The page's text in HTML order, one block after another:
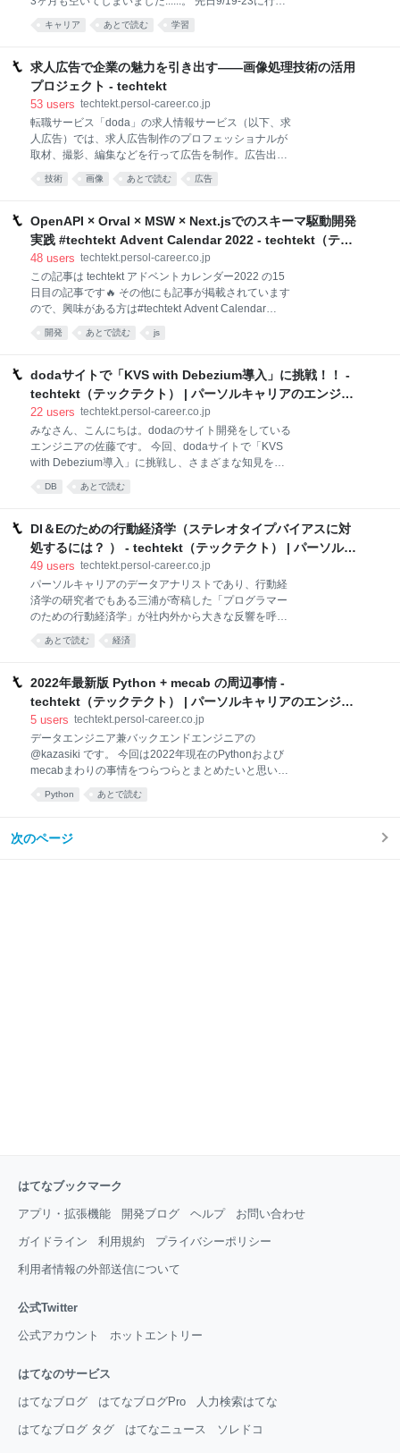
ースを再利用することができれば、開発効率向上が期
待できる状態でした。 しかし、サブプロジェクトA,B
れた国際学会RecSys 2022をオンラインで聴講したの
で、その報告として記事を書くことにしました。パー
いています。 The ACM Conference on Recommender
Systems、通称RecSysは推薦システムに関するトップ
カンファレンスであり、ジョブマッチとは密接な関わ
なものであるかを知ることでビジネスに活かしたいと
の思いから参加を申し出た、という経緯です。 (かな
り直前の申請でしたが許可をいただくことが出来まし
た。この場を借りて改めてお礼申し上げます......！) 非
キャリア あとで読む 学習
求人広告で企業の魅力を引き出す――画像処理技術の活用
プロジェクト - techtekt
53 users techtekt.persol-career.co.jp
転職サービス「doda」の求人情報サービス（以下、求
人広告）では、求人広告制作のプロフェッショナルが
取材、撮影、編集などを行って広告を制作。広告出稿
いただいた法人企業様の魅力を余すことなく転職希望
者様にお届けしています。 しかし対面撮影の機会が減
ら提供いただくことも多く、照明の加減などによって
「顔色が不自然になってしまっているけれど、他に素
材がない」といったこともしばしば。 そこで今回、コ
用し、画像処理を最適に行うツールを構築。PoCが行
われ、作業工数の大幅な削減などの成果をあげていま
す。本プロジェクトを担当した田口、宮下、芝、そし
て求人広告制作のマネジャーである佐古に話を聞きま
密な連携でプロジェ
技術 画像 あとで読む 広告
OpenAPI × Orval × MSW × Next.jsでのスキーマ駆動開発
実践 #techtekt Advent Calendar 2022 - techtekt（テッ
クテクト） | パーソルキャリアのエンジニアブログ
48 users techtekt.persol-career.co.jp
この記事は techtekt アドベントカレンダー2022 の15
日目の記事です🔥 その他にも記事が掲載されています
ので、興味がある方は#techtekt Advent Calendar
2022で検索してみてください！ はじめに はじめまし
て。パーソルキャリア株式会社のサービス開発部でエ
いう採用支援サービスのフロントエンドエンジニアを
担当しています。今回はそのプロジェクト内で新たに
組み上げた開発体制で導入したスキーマ駆動開発の流
入背景 スキーマ駆動開発って何？ OASのディレクト
リ構成 OASを利用した型の生成・モックコードの生成
Next.jsでMSWを動かす おわりに 開発環境 Next.js
12.3.4 React 18.2.0 TypeScript 4.
開発 あとで読む js
dodaサイトで「KVS with Debezium導入」に挑戦！！ -
techtekt（テックテクト） | パーソルキャリアのエンジニ
アブログ
22 users techtekt.persol-career.co.jp
みなさん、こんにちは。dodaのサイト開発をしている
エンジニアの佐藤です。 今回、dodaサイトで「KVS
with Debezium導入」に挑戦し、さまざまな知見を得
られたので、その経験を記事にしました。 この記事の
サマリー Debeziumを本番環境へ適用することに挑戦
のデータ転送を実装 結果的に知見を得ながらKVS導入
を達成！ ＜挑戦で得られた知見＞ なぜKVSを導入した
のか？ 数億のレコード数を持つテーブルからSQL発行
もってKVSを導入しました。 画面表示の高速化 アクセ
ス頻度の高いテーブル（RDB内）に対する負荷軽減 対
象画面について イメージが湧きやすいようにKVS導入
の対象画面について、簡単に説明します。 「企業から
DB あとで読む
DI＆Eのための行動経済学（ステレオタイプバイアスに対
処するには？ ） - techtekt（テックテクト） | パーソルキ
ャリアのエンジニアブログ
49 users techtekt.persol-career.co.jp
パーソルキャリアのデータアナリストであり、行動経
済学の研究者でもある三浦が寄稿した「プログラマー
のための行動経済学」が社内外から大きな反響を呼
び、「行動経済学ってちょっと面白そう」「次も読み
たい！」と嬉しいお声をいただきました。そこで今回
「Diversity, Inclusion & Equality」（※以下DI&E）の促
進について考えます。 パーソルグループではビジョン
「はたらいて、笑おう。」の実現に向けて、多様性に
性」「価値観」「能力」の3つの観点でDI&Eを推進し
ています。 一方、社会的な課題としても挙げられるよ
うに、アンコンシャスバイアスをはじめとした差別、
または多様性を受け止めきれないケースがあることも
あとで読む 経済
2022年最新版 Python + mecab の周辺事情 -
techtekt（テックテクト） | パーソルキャリアのエンジニ
アブログ
5 users techtekt.persol-career.co.jp
データエンジニア兼バックエンドエンジニアの
@kazasiki です。 今回は2022年現在のPythonおよび
mecabまわりの事情をつらつらとまとめたいと思いま
す。 日本語の自然言語処理（特に形態素解析）を扱う
場合はよくお世話になるツールなのですが、mecab自
盛衰があったり、ビルドが大変だったり、という感じ
Python あとで読む
次のページ
はてなブックマーク
アプリ・拡張機能 開発ブログ ヘルプ お問い合わせ
ガイドライン 利用規約 プライバシーポリシー
利用者情報の外部送信について
公式Twitter
公式アカウント ホットエントリー
はてなのサービス
はてなブログ はてなブログPro 人力検索はてな
はてなブログ タグ はてなニュース ソレドコ